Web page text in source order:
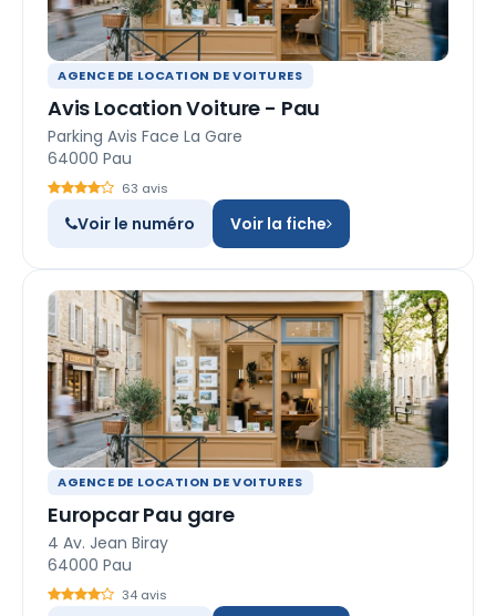
AGENCE DE LOCATION DE VOITURES
Avis Location Voiture - Pau
Parking Avis Face La Gare
64000 Pau
63 avis
Voir le numéro Voir la fiche
AGENCE DE LOCATION DE VOITURES
Europcar Pau gare
4 Av. Jean Biray
64000 Pau
34 avis